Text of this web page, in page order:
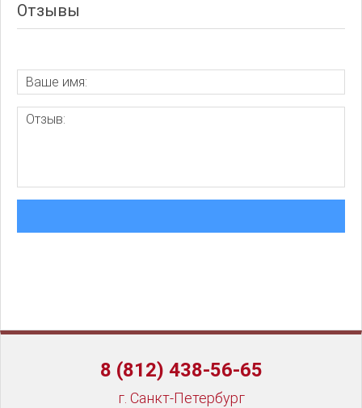
Отзывы
8 (812) 438-56-65
г. Санкт-Петербург